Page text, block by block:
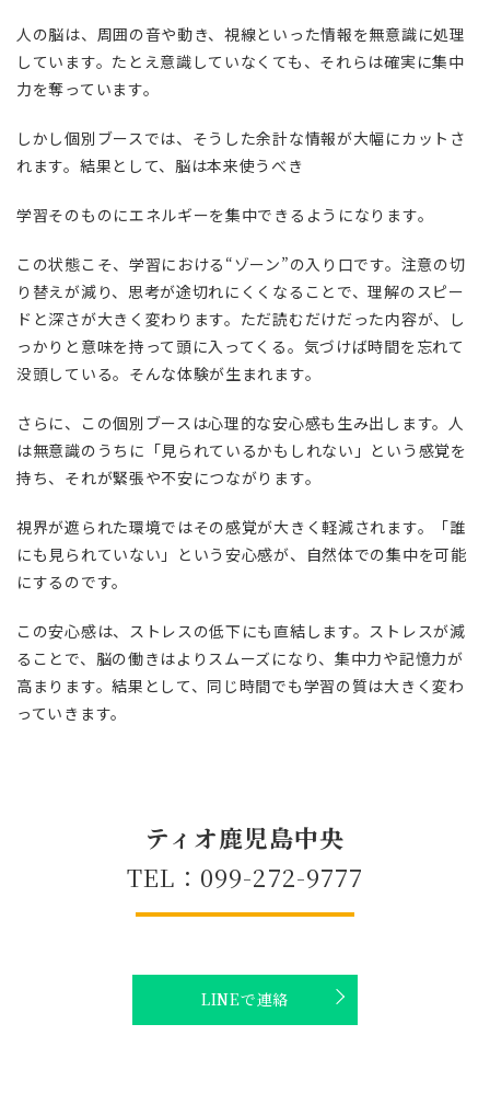
人の脳は、周囲の音や動き、視線といった情報を無意識に処理
しています。たとえ意識していなくても、それらは確実に集中
力を奪っています。
しかし個別ブースでは、そうした余計な情報が大幅にカットさ
れます。結果として、脳は本来使うべき
学習そのものにエネルギーを集中できるようになります。
この状態こそ、学習における“ゾーン”の入り口です。注意の切
り替えが減り、思考が途切れにくくなることで、理解のスピー
ドと深さが大きく変わります。ただ読むだけだった内容が、し
っかりと意味を持って頭に入ってくる。気づけば時間を忘れて
没頭している。そんな体験が生まれます。
さらに、この個別ブースは心理的な安心感も生み出します。人
は無意識のうちに「見られているかもしれない」という感覚を
持ち、それが緊張や不安につながります。
視界が遮られた環境ではその感覚が大きく軽減されます。「誰
にも見られていない」という安心感が、自然体での集中を可能
にするのです。
この安心感は、ストレスの低下にも直結します。ストレスが減
ることで、脳の働きはよりスムーズになり、集中力や記憶力が
高まります。結果として、同じ時間でも学習の質は大きく変わ
っていきます。
ティオ鹿児島中央
TEL：099-272-9777
LINEで連絡